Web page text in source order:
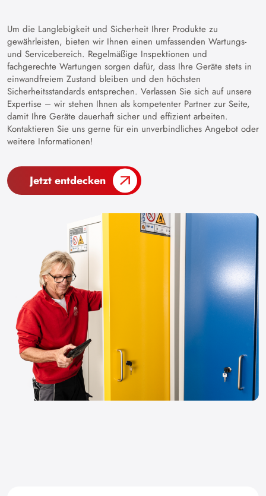
Um die Langlebigkeit und Sicherheit Ihrer Produkte zu
gewährleisten, bieten wir Ihnen einen umfassenden Wartungs-
und Servicebereich. Regelmäßige Inspektionen und
fachgerechte Wartungen sorgen dafür, dass Ihre Geräte stets in
einwandfreiem Zustand bleiben und den höchsten
Sicherheitsstandards entsprechen. Verlassen Sie sich auf unsere
Expertise – wir stehen Ihnen als kompetenter Partner zur Seite,
damit Ihre Geräte dauerhaft sicher und effizient arbeiten.
Kontaktieren Sie uns gerne für ein unverbindliches Angebot oder
weitere Informationen!
Jetzt entdecken